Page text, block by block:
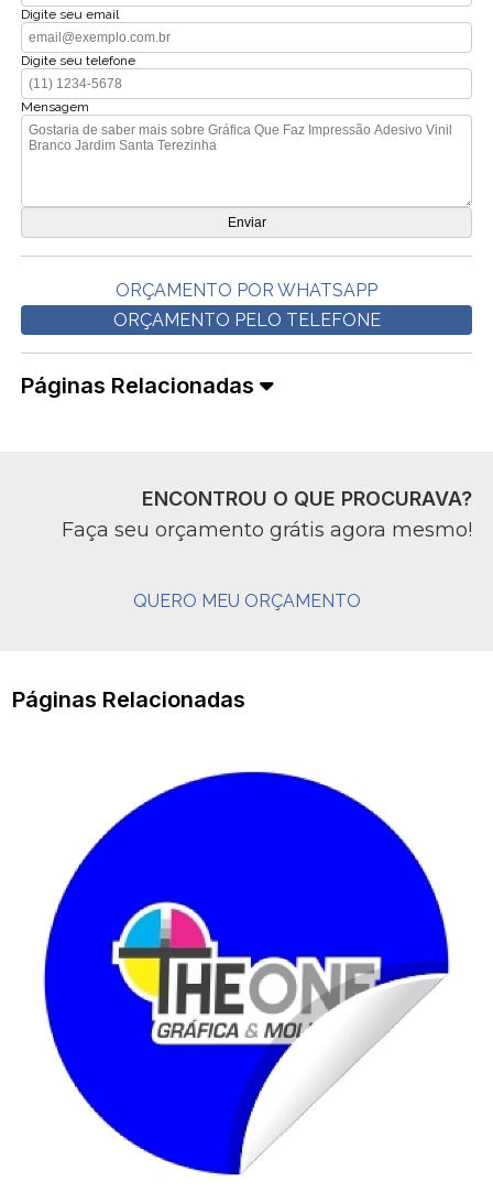
Digite seu email
Digite seu telefone
Mensagem
ORÇAMENTO POR WHATSAPP
ORÇAMENTO PELO TELEFONE
Páginas Relacionadas
ENCONTROU O QUE PROCURAVA?
Faça seu orçamento grátis agora mesmo!
QUERO MEU ORÇAMENTO
Páginas Relacionadas